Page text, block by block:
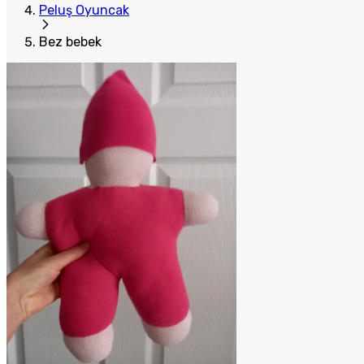
Peluş Oyuncak
Bez bebek